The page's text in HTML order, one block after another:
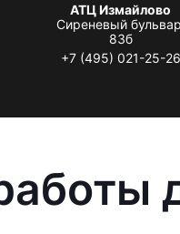
АТЦ Измайлово
Сиреневый
83б
+7 (495) 021-25-26